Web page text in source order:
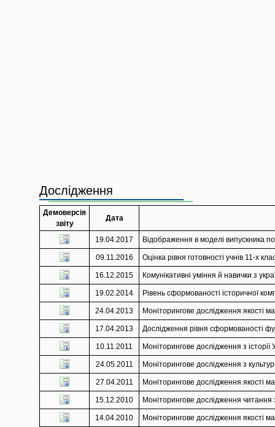
Дослідження
Демоверсія
звіту
Дата
19.04.2017 Відображення в моделі випускника
09.11.2016 Оцінка рівня готовності учнів 11-х
16.12.2015 Комунікативні уміння й навички з
19.02.2014 Рівень сформованості історичної
24.04.2013 Моніторингове дослідження якості
17.04.2013 Дослідження рівня сформованості
10.11.2011 Моніторингове дослідження з історії
24.05.2011 Моніторингове дослідження з
27.04.2011 Моніторингове дослідження якості
15.12.2010 Моніторингове дослідження читання
14.04.2010 Моніторингове дослідження якості